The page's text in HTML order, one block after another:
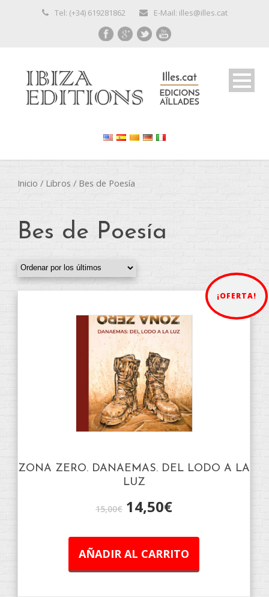
Tel: (+34) 619281862 E-Mail: illes@illes.cat
Inicio / Libros / Bes de Poesía
Bes de Poesía
¡OFERTA!
ZONA ZERO. DANAEMAS. DEL LODO A LA
LUZ
15,00€ 14,50€
AÑADIR AL CARRITO